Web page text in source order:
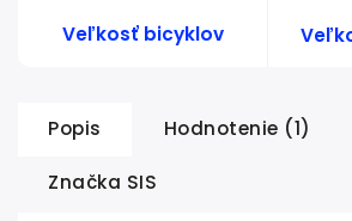
Veľkosť bicyklov
Popis Hodnotenie (1)
Značka SIS